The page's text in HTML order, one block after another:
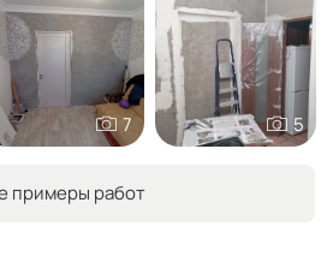
7 5
примеры работ